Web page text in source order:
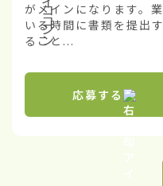
がメインになります。
いる時間に書類を提出
ること...
応募する